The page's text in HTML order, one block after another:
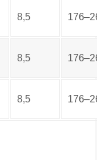
8,5
8,5
8,5